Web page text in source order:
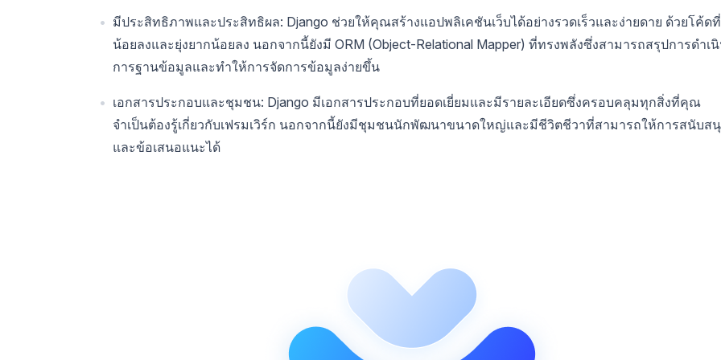
มีประสิทธิภาพและประสิทธิผล: Django ช่วยให้คุณสร้างแอปพลิเคชันเว็บได้อย่างรวดเร็วและง่ายดาย ด้วยโค้ดที่
น้อยลงและยุ่งยากน้อยลง นอกจากนี้ยังมี ORM (Object-Relational Mapper) ที่ทรงพลังซึ่งสามารถสรุปการดำเ
การฐานข้อมูลและทำให้การจัดการข้อมูลง่ายขึ้น
เอกสารประกอบและชุมชน: Django มีเอกสารประกอบที่ยอดเยี่ยมและมีรายละเอียดซึ่งครอบคลุมทุกสิ่งที่คุณ
จำเป็นต้องรู้เกี่ยวกับเฟรมเวิร์ก นอกจากนี้ยังมีชุมชนนักพัฒนาขนาดใหญ่และมีชีวิตชีวาที่สามารถให้การสนับส
และข้อเสนอแนะได้